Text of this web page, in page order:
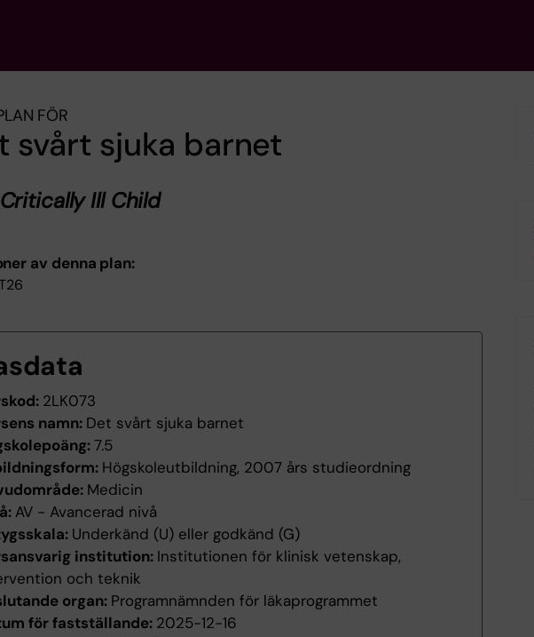
FÖR
svårt sjuka barnet
Ill Child
av denna plan:
2LK073
namn: Det svårt sjuka barnet
7.5
Högskoleutbildning, 2007 års studieordning
Medicin
AV - Avancerad nivå
Underkänd (U) eller godkänd (G)
institution: Institutionen för klinisk vetenskap,
och teknik
organ: Programnämnden för läkaprogrammet
för fastställande: 2025-12-16